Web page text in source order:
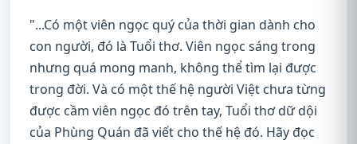
"...Có một viên ngọc quý của thời gian dành cho
con người, đó là Tuổi thơ. Viên ngọc sáng trong
nhưng quá mong manh, không thể tìm lại được
trong đời. Và có một thế hệ người Việt chưa từng
được cầm viên ngọc đó trên tay, Tuổi thơ dữ dội
của Phùng Quán đã viết cho thế hệ đó. Hãy đọc